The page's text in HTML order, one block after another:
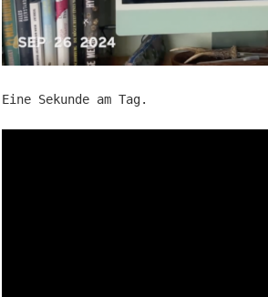
Eine Sekunde am Tag.